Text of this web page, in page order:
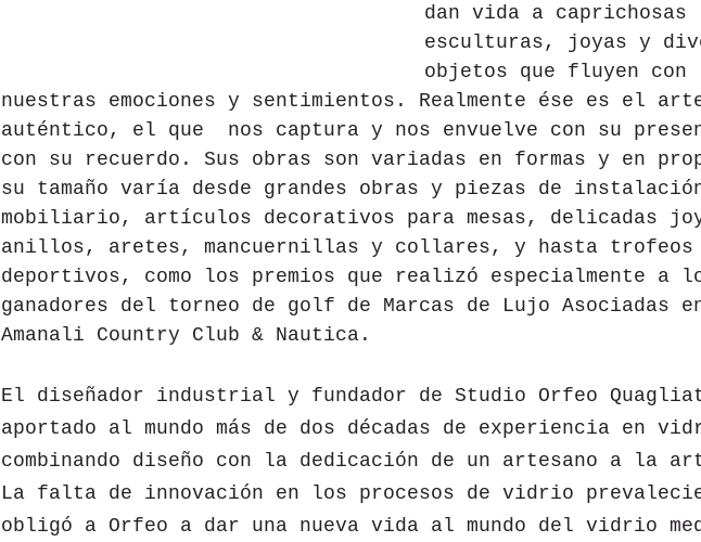
dan vida a caprichosas
esculturas, joyas y
objetos que fluyen con
nuestras emociones y sentimientos. Realmente ése es el
auténtico, el que  nos captura y nos envuelve con su
con su recuerdo. Sus obras son variadas en formas y en
su tamaño varía desde grandes obras y piezas de
mobiliario, artículos decorativos para mesas, delicadas
anillos, aretes, mancuernillas y collares, y hasta trofeos
deportivos, como los premios que realizó especialmente a
ganadores del torneo de golf de Marcas de Lujo Asociadas
Amanali Country Club & Nautica.
El diseñador industrial y fundador de Studio Orfeo
aportado al mundo más de dos décadas de experiencia en
combinando diseño con la dedicación de un artesano a la
La falta de innovación en los procesos de vidrio
obligó a Orfeo a dar una nueva vida al mundo del vidrio